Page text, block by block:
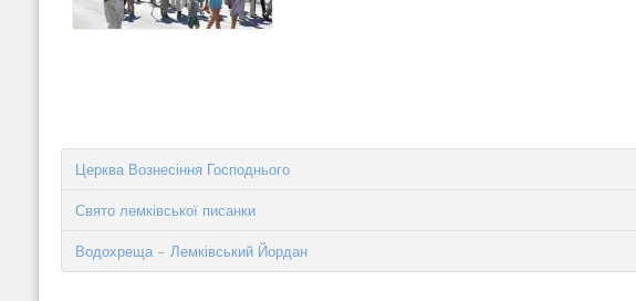
Церква Вознесіння Господнього
Свято лемківської писанки
Водохреща - Лемківський Йордан